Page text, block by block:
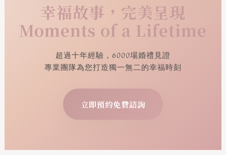
幸福故事，完美呈現
Moments of a Lifetime
超過十年經驗，6000場婚禮見證
專業團隊為您打造獨一無二的幸福時刻
立即預約免費諮詢